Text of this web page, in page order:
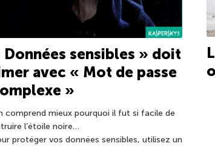
Données sensibles » doit
avec « Mot de passe
»
comprend mieux pourquoi il fut si facile de
l’étoile noire…
protéger vos données sensibles, utilisez un